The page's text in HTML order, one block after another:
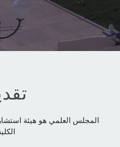
المجلس العلمي هو هيئة